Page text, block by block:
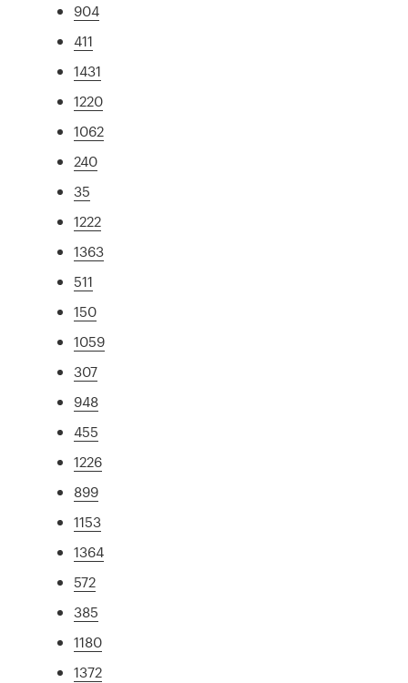
904
411
1431
1220
1062
240
35
1222
1363
511
150
1059
307
948
455
1226
899
1153
1364
572
385
1180
1372